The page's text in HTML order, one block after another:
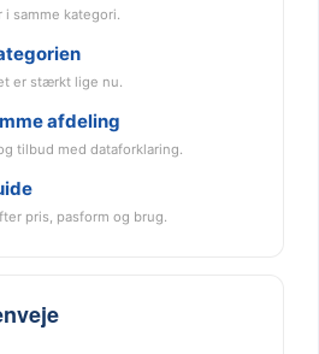
samme kategori.
er stærkt lige nu.
afdeling
tilbud med dataforklaring.
pris, pasform og brug.